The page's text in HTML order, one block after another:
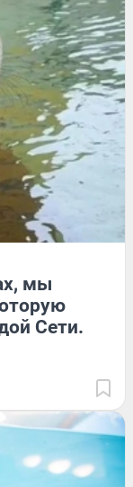
мы
Сети.